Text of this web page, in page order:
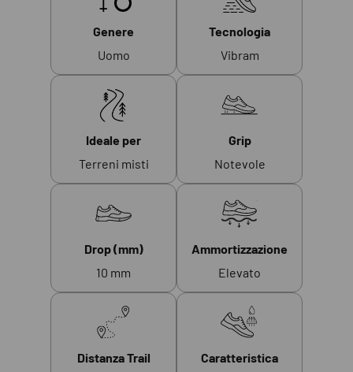
Genere
Uomo
Tecnologia
Vibram
Ideale per
Terreni misti
Grip
Notevole
Drop (mm)
10 mm
Ammortizzazione
Elevato
Distanza Trail
Caratteristica